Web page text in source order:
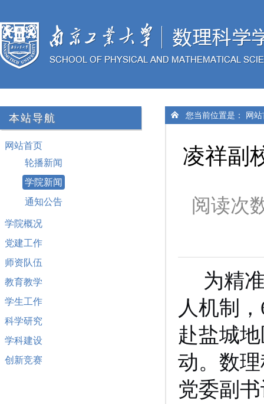
本站导航
网站首页
轮播新闻
学院新闻
通知公告
学院概况
党建工作
师资队伍
教育教学
学生工作
科学研究
学科建设
创新竞赛
您当前位置是： 网
凌祥副
阅读次
为精
人机制，
赴盐城
动。数
党委副